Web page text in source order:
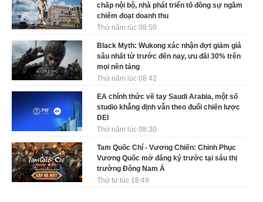
chấp nội bộ, nhà phát triển tố đồng sự ngầm
chiếm đoạt doanh thu
Thứ năm lúc 08:50
Black Myth: Wukong xác nhận đợt giảm giá
sâu nhất từ trước đến nay, ưu đãi 30% trên
mọi nền tảng
Thứ năm lúc 08:42
EA chính thức về tay Saudi Arabia, một số
studio khẳng định vẫn theo đuổi chiến lược
DEI
Thứ năm lúc 08:30
Tam Quốc Chí - Vương Chiến: Chinh Phục
Vương Quốc mở đăng ký trước tại sáu thị
trường Đông Nam Á
Thứ tư lúc 18:49